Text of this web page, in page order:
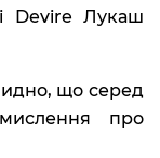
Devire Лукаш
що серед
мислення про